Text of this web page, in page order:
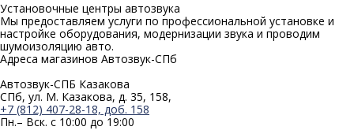
Установочные центры автозвука
Мы предоставляем услуги по профессиональной установке и
настройке оборудования, модернизации звука и проводим
шумоизоляцию авто.
Адреса магазинов Автозвук-СПб
Автозвук-СПБ Казакова
СПб, ул. М. Казакова, д. 35, 158,
+7 (812) 407-28-18, доб. 158
Пн.– Вск. с 10:00 до 19:00